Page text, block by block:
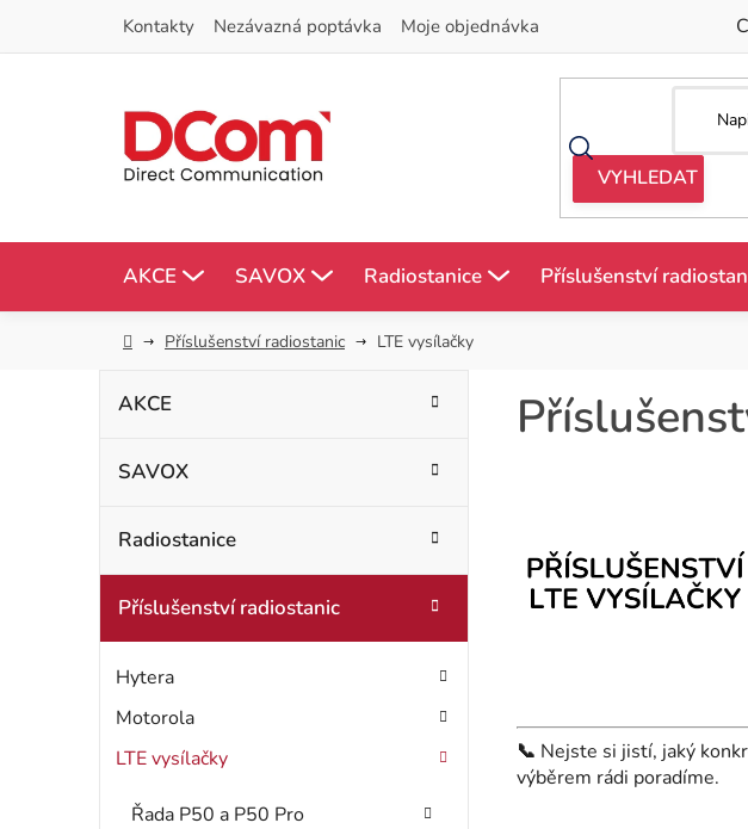
Kontakty Nezávazná poptávka Moje objednávka
AKCE SAVOX Radiostanice Příslušenství
DomůPříslušenství radiostanic LTE vysílačky
P
r
a
n
n
kategorie
r
e
AKCE
SAVOX
Radiostanice
Příslušenství radiostanic
Hytera
Motorola
LTE vysílačky
Řada P50 a P50 Pro
📞 Nejste si jistí, jaký
výběrem rádi poradíme.